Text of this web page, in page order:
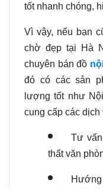
tốt nhanh chóng,
Vì vậy, nếu bạn
chờ đẹp tại Hà
chuyên bán đồ
đó có các sản
lượng tốt như
cung cấp các dịch
Tư
thất văn